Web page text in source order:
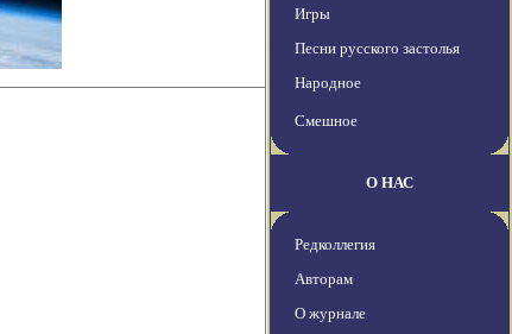
Игры
Песни русского застолья
Народное
Смешное
О НАС
Редколлегия
Авторам
О журнале